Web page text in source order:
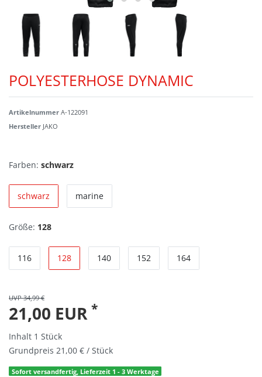
POLYESTERHOSE DYNAMIC
Artikelnummer A-122091
Hersteller JAKO
Farben: schwarz
schwarz marine
Größe: 128
116 128 140 152 164
UVP 34,99 €
21,00 EUR *
Inhalt 1 Stück
Grundpreis 21,00 € / Stück
Sofort versandfertig, Lieferzeit 1 - 3 Werktage